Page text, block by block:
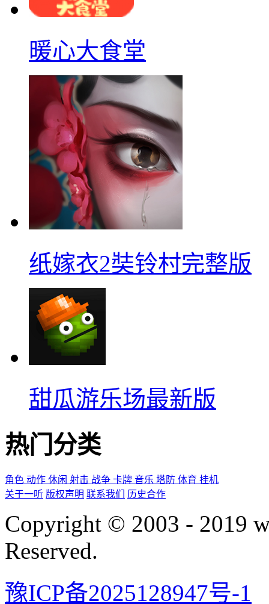
暖心大食堂
纸嫁衣2奘铃村完整版
甜瓜游乐场最新版
热门分类
角色 动作 休闲 射击 战争 卡牌 音乐 塔防 体育 挂机
关于一听 版权声明 联系我们 历史合作
Copyright © 2003 - 2019
Reserved.
豫ICP备2025128947号-1